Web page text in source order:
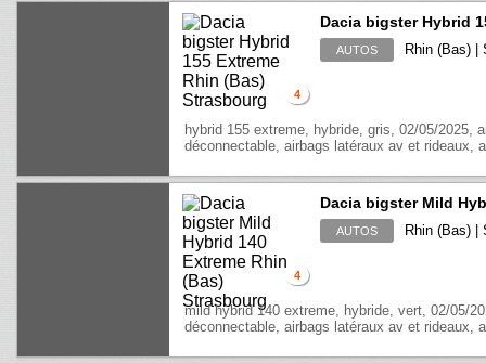
4
Dacia bigster Hybrid
AUTOS Rhin (Bas) |
hybrid 155 extreme, hybride, gris, 02/05/2025,
déconnectable, airbags latéraux av et rideaux,
4
Dacia bigster Mild
AUTOS Rhin (Bas) |
mild hybrid 140 extreme, hybride, vert, 02/05/
déconnectable, airbags latéraux av et rideaux,